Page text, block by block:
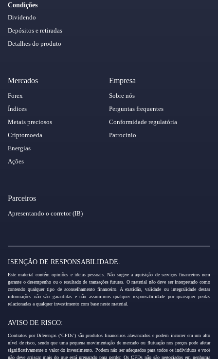
Condições
Dividendo
Depósitos e retiradas
Detalhes do produto
Mercados
Forex
Índices
Metais preciosos
Criptomoeda
Energias
Ações
Empresa
Sobre nós
Perguntas frequentes
Conformidade regulatória
Patrocínio
Parceiros
Apresentando o corretor (IB)
ISENÇÃO DE RESPONSABILIDADE:
Este material contém opiniões e ideias pessoais. Não sugere a aquisição de serviços financeiros nem
garante o desempenho ou o resultado de transações futuras. O material não deve ser interpretado como
contendo qualquer tipo de aconselhamento financeiro. A exatidão, validade ou integralidade destas
informações não são garantidas e não assumimos qualquer responsabilidade por quaisquer perdas
relacionadas a qualquer investimento com base neste material.
AVISO DE RISCO:
Contratos por Diferenças (‘CFDs’) são produtos financeiros alavancados e podem incorrer em um alto
nível de risco, sendo que uma pequena movimentação de mercado ou flutuação nos preços pode afetar
significativamente o valor do investimento. Podem não ser adequados para todos os indivíduos e você
não deve arriscar mais do que está preparado para perder. Os CFDs não são negociados em nenhuma